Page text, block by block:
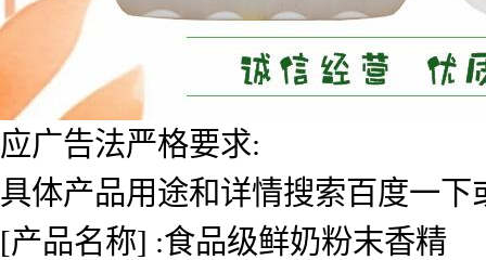
应广告法严格要求:
具体产品用途和详情搜索百度一
[产品名称] :食品级鲜奶粉末香精